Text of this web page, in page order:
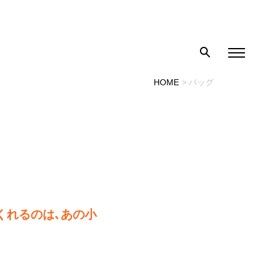
HOME バッグ
れるのは､あの小